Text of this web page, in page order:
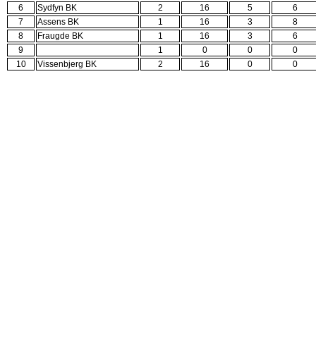
6
Sydfyn BK 2 16 5
6
7
Assens BK 1 16 3
8
8
Fraugde BK 1 16 3
6
9
1 0 0
0
10
Vissenbjerg BK 2 16 0 0